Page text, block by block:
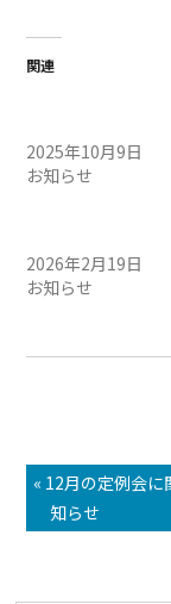
関連
2025年10月9日
お知らせ
2026年2月19日
お知らせ
« 12月の定例会に
知らせ